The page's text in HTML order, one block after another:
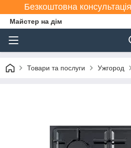
Безкоштовна
Майстер на дім
Товари та послуги Ужгород